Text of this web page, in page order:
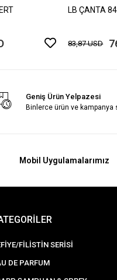
LB ÇANTA
83,87 USD
Geniş Ürün Yelpazesi
Binlerce ürün ve kampanya
Mobil Uygulamalarımız
FİLİSTİN SERİSİ
DE PARFUM